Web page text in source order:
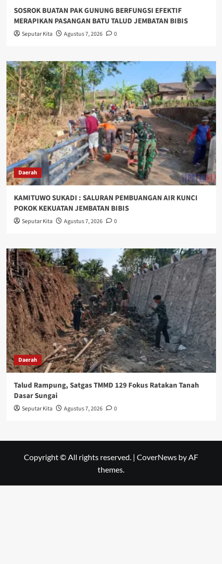
SOSROK BUATAN PAK GUNUNG BERFUNGSI EFEKTIF
MERAPIKAN PASANGAN BATU TALUD JEMBATAN BIBIS
Seputar Kita Agustus 7, 2026 0
Daerah
KAMITUWO SUKADI : SALURAN PEMBUANGAN AIR KUNCI
POKOK KEKUATAN JEMBATAN BIBIS
Seputar Kita Agustus 7, 2026 0
Daerah
Talud Rampung, Satgas TMMD 129 Fokus Ratakan Tanah
Dasar Sungai
Seputar Kita Agustus 7, 2026 0
Copyright © All rights reserved. | CoverNews by AF
themes.